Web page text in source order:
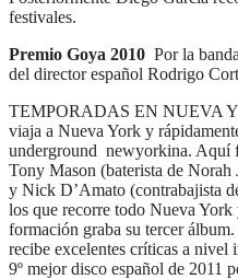
festivales.
Premio Goya 2010 Por la
del director español Rodrigo
TEMPORADAS EN NUEVA
viaja a Nueva York y
underground newyorkina. Aquí
Tony Mason (baterista de
y Nick D’Amato (contrabajista
los que recorre todo Nueva
formación graba su tercer álbum.
recibe excelentes críticas a nivel
9º mejor disco español de 2011